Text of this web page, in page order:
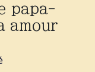
papa-
amour